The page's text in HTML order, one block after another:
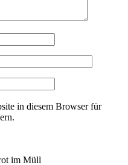
in diesem Browser für